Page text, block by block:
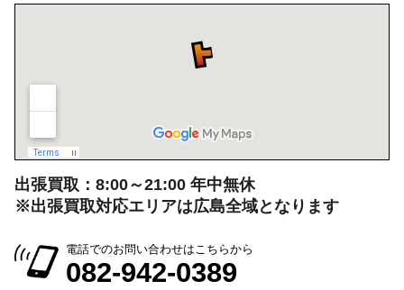
出張買取：8:00～21:00 年中無休
※出張買取対応エリアは広島全域となります
電話でのお問い合わせはこちらから
082-942-0389